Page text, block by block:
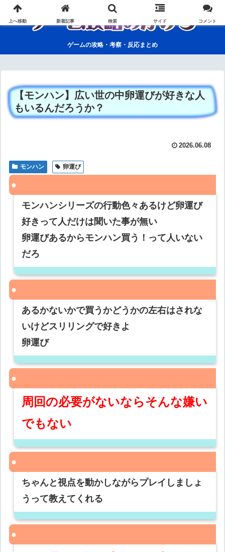
ゲームの攻略・考察・反応まとめ
【モンハン】広い世の中卵運びが好きな人
もいるんだろうか？
2026.06.08
モンハン 卵運び
モンハンシリーズの行動色々あるけど卵運び
好きって人だけは聞いた事が無い
卵運びあるからモンハン買う！って人いない
だろ
あるかないかで買うかどうかの左右はされな
いけどスリリングで好きよ
卵運び
周回の必要がないならそんな嫌い
でもない
ちゃんと視点を動かしながらプレイしましょ
うって教えてくれる
上へ移動 新着記事 検索 サイド コメント